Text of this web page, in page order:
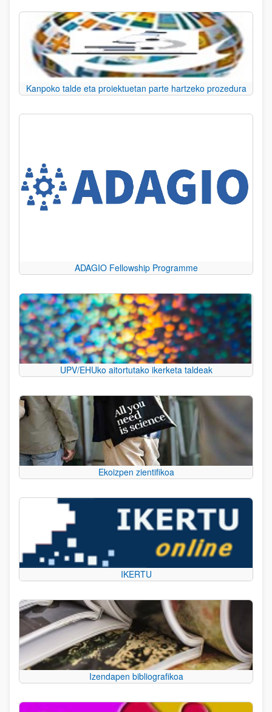
Kanpoko talde eta proiektuetan parte hartzeko prozedura
ADAGIO Fellowship Programme
UPV/EHUko aitortutako ikerketa taldeak
Ekoizpen zientifikoa
IKERTU
Izendapen bibliografikoa